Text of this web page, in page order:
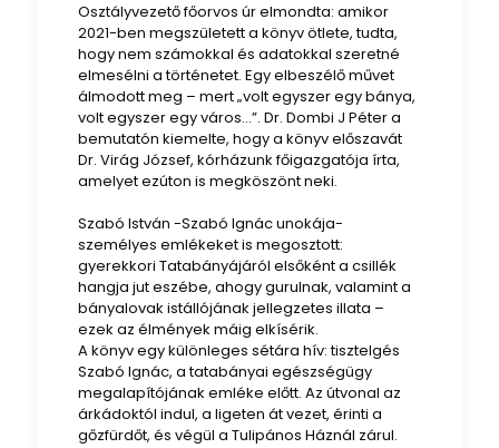
Osztályvezető főorvos úr elmondta: amikor
2021-ben megszületett a könyv ötlete, tudta,
hogy nem számokkal és adatokkal szeretné
elmesélni a történetet. Egy elbeszélő művet
álmodott meg – mert „volt egyszer egy bánya,
volt egyszer egy város…”. Dr. Dombi J Péter a
bemutatón kiemelte, hogy a könyv előszavát
Dr. Virág József, kórházunk főigazgatója írta,
amelyet ezúton is megköszönt neki.
Szabó István -Szabó Ignác unokája-
személyes emlékeket is megosztott:
gyerekkori Tatabányájáról elsőként a csillék
hangja jut eszébe, ahogy gurulnak, valamint a
bányalovak istállójának jellegzetes illata –
ezek az élmények máig elkísérik.
A könyv egy különleges sétára hív: tisztelgés
Szabó Ignác, a tatabányai egészségügy
megalapítójának emléke előtt. Az útvonal az
árkádoktól indul, a ligeten át vezet, érinti a
gőzfürdőt, és végül a Tulipános Háznál zárul.